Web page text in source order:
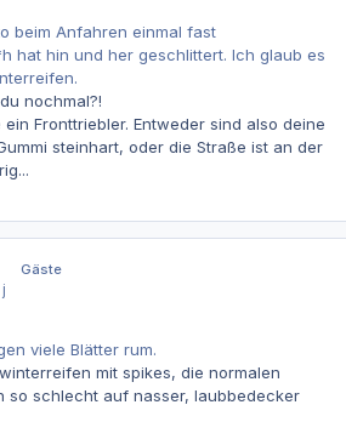
beim Anfahren einmal fast
hat hin und her geschlittert. Ich glaub es
nochmal?!
Fronttriebler. Entweder sind also deine
steinhart, oder die Straße ist an der
Gäste
j
viele Blätter rum.
mit spikes, die normalen
so schlecht auf nasser, laubbedecker